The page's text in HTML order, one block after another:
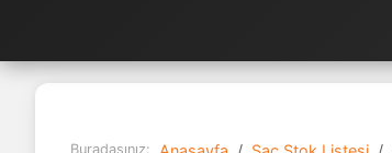
Buradasınız: